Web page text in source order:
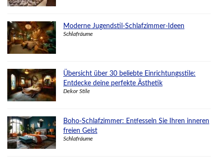
Moderne Jugendstil-Schlafzimmer-Ideen
Schlafräume
Übersicht über 30 beliebte Einrichtungsstile:
Entdecke deine perfekte Ästhetik
Dekor Stile
Boho-Schlafzimmer: Entfesseln Sie Ihren inneren
freien Geist
Schlafräume